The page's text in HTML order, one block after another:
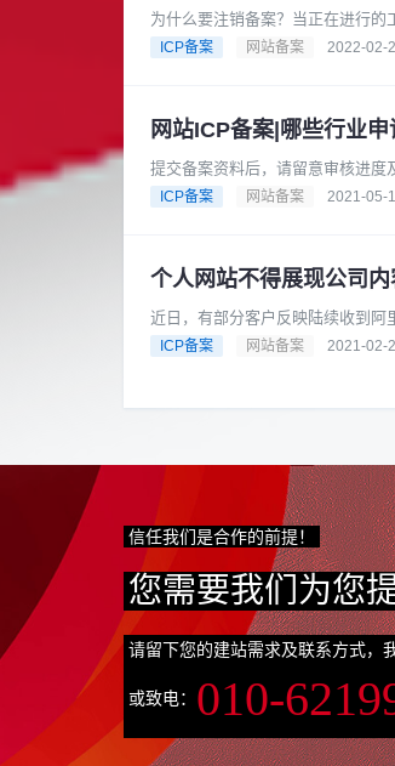
为什么要注销备案？当正在进行
前的网站域名备案，或者其他特殊
ICP备案 网站备案 2022-02-
网站ICP备案|哪些行业
提交备案资料后，请留意审核进度
退回将停止备案，请知悉。短信
ICP备案 网站备案 2021-05-
个人网站不得展现公司内
近日，有部分客户反映陆续收到阿
的的备案整改通知中表示：根据相
ICP备案 网站备案 2021-02-
信任我们是合作的前提！
您需要我们为您
请留下您的建站需求及联系方式，
或致电： 010-